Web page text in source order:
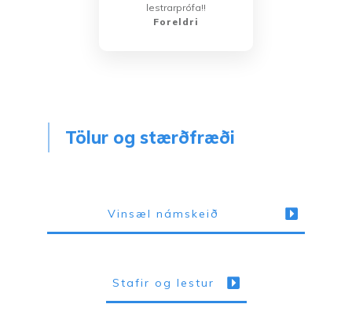
lestrarprófa!!
Foreldri
Tölur og stærðfræði
Vinsæl námskeið
Stafir og lestur